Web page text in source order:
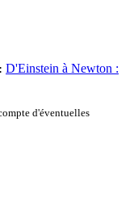
D'Einstein à Newton :
d'éventuelles